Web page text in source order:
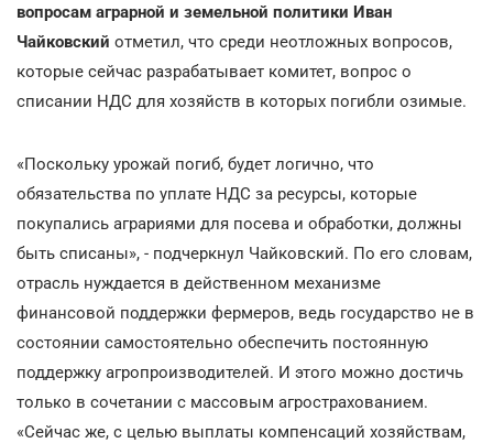
вопросам аграрной и земельной политики Иван
Чайковский отметил, что среди неотложных вопросов,
которые сейчас разрабатывает комитет, вопрос о
списании НДС для хозяйств в которых погибли озимые.
«Поскольку урожай погиб, будет логично, что
обязательства по уплате НДС за ресурсы, которые
покупались аграриями для посева и обработки, должны
быть списаны», - подчеркнул Чайковский. По его словам,
отрасль нуждается в действенном механизме
финансовой поддержки фермеров, ведь государство не в
состоянии самостоятельно обеспечить постоянную
поддержку агропроизводителей. И этого можно достичь
только в сочетании с массовым агрострахованием.
«Сейчас же, с целью выплаты компенсаций хозяйствам,